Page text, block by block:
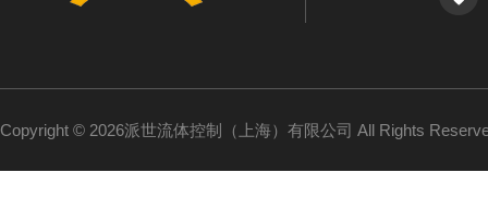
Copyright © 2026派世流体控制（上海）有限公司 All Rights